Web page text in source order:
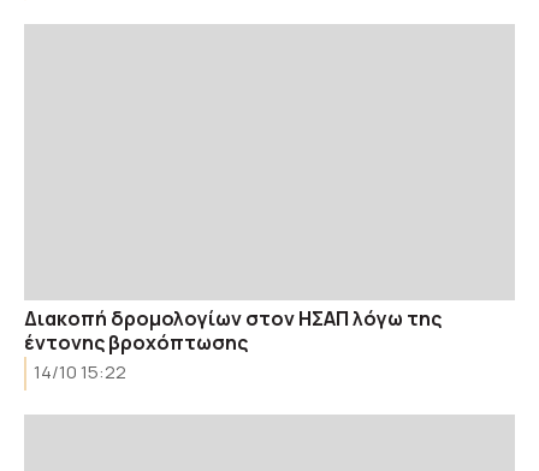
Διακοπή δρομολογίων στον ΗΣΑΠ λόγω της
έντονης βροχόπτωσης
14/10 15:22